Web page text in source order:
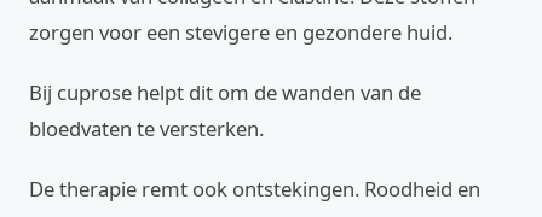
zorgen voor een stevigere en gezondere huid.
Bij cuprose helpt dit om de wanden van de
bloedvaten te versterken.
De therapie remt ook ontstekingen. Roodheid en